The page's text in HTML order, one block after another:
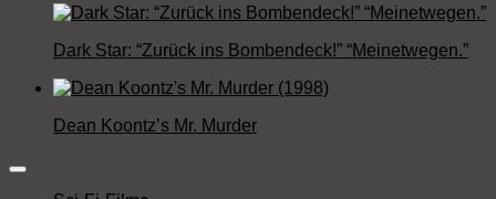
Dark Star: “Zurück ins Bombendeck!” “Meinetwegen.”
Dean Koontz’s Mr. Murder